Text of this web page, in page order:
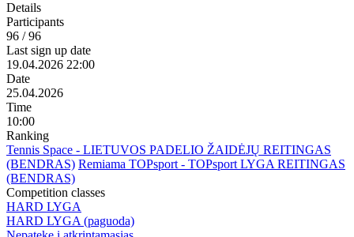
Details
Participants
96 / 96
Last sign up date
19.04.2026 22:00
Date
25.04.2026
Time
10:00
Ranking
Tennis Space - LIETUVOS PADELIO ŽAIDĖJŲ REITINGAS
(BENDRAS) Remiama TOPsport - TOPsport LYGA REITINGAS
(BENDRAS)
Competition classes
HARD LYGA
HARD LYGA (paguoda)